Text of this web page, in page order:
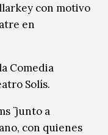
con motivo
en
Comedia
Solís.
junto a
con quienes